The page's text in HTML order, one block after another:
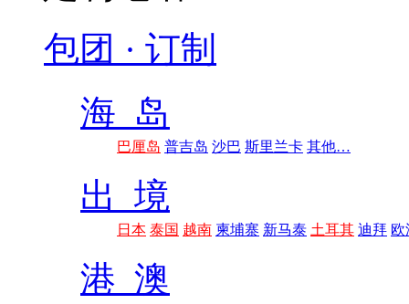
包团 · 订制
海 岛
巴厘岛 普吉岛 沙巴 斯里兰卡 其他…
出 境
日本 泰国 越南 柬埔寨 新马泰 土耳其 迪拜 欧
港 澳